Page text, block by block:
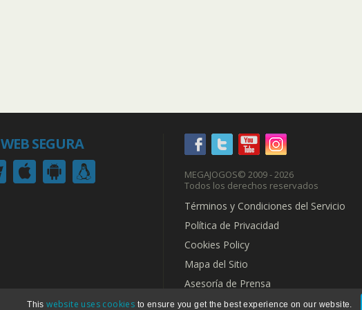
WEB SEGURA
MEGAJOGOS© 2009 - 2026
Todos los derechos reservados
Términos y Condiciones del Servicio
Política de Privacidad
Cookies Policy
Mapa del Sitio
Asesoría de Prensa
Thiswebsite uses cookies to ensure you get the best experience on our website.